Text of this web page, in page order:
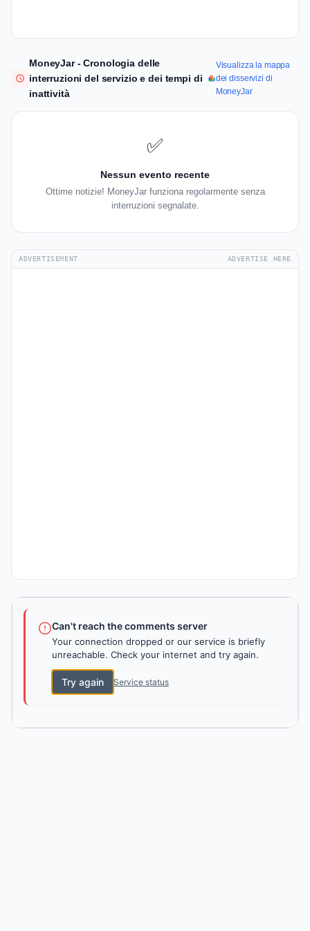
MoneyJar - Cronologia delle
interruzioni del servizio e dei tempi di
inattività
Visualizza la mappa
dei disservizi di
MoneyJar
✅
Nessun evento recente
Ottime notizie! MoneyJar funziona regolarmente senza
interruzioni segnalate.
ADVERTISEMENT ADVERTISE HERE
Can't reach the comments server
Your connection dropped or our service is briefly
unreachable. Check your internet and try again.
Try again Service status